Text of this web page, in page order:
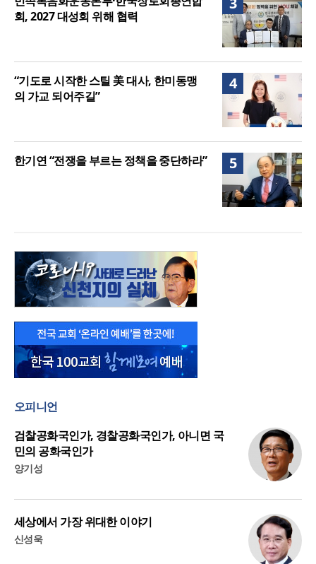
회, 2027 대성회 위해 협력
4
“기도로 시작한 스틸 美 대사, 한미동맹
의 가교 되어주길”
5
한기연 “전쟁을 부르는 정책을 중단하라”
오피니언
검찰공화국인가, 경찰공화국인가, 아니면 국
민의 공화국인가
양기성
세상에서 가장 위대한 이야기
신성욱